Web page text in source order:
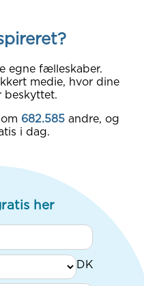
egne fælleskaber.
medie, hvor dine
beskyttet.
682.585 andre, og
i dag.
her